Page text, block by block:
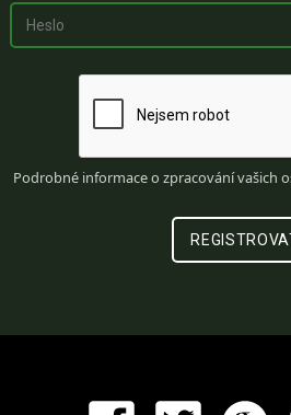
Podrobné informace o zpracování vašich